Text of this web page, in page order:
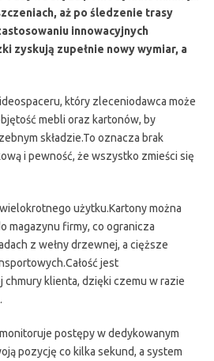
aż po śledzenie trasy
innowacyjnych
zyskują zupełnie nowy wymiar, a
który zleceniodawca może
mebli oraz kartonów, by
składzie.To oznacza brak
i pewność, że wszystko zmieści się
użytku.Kartony można
magazynu firmy, co ogranicza
z wełny drzewnej, a cięższe
jest
klienta, dzięki czemu w razie
postępy w dedykowanym
pozycję co kilka sekund, a system